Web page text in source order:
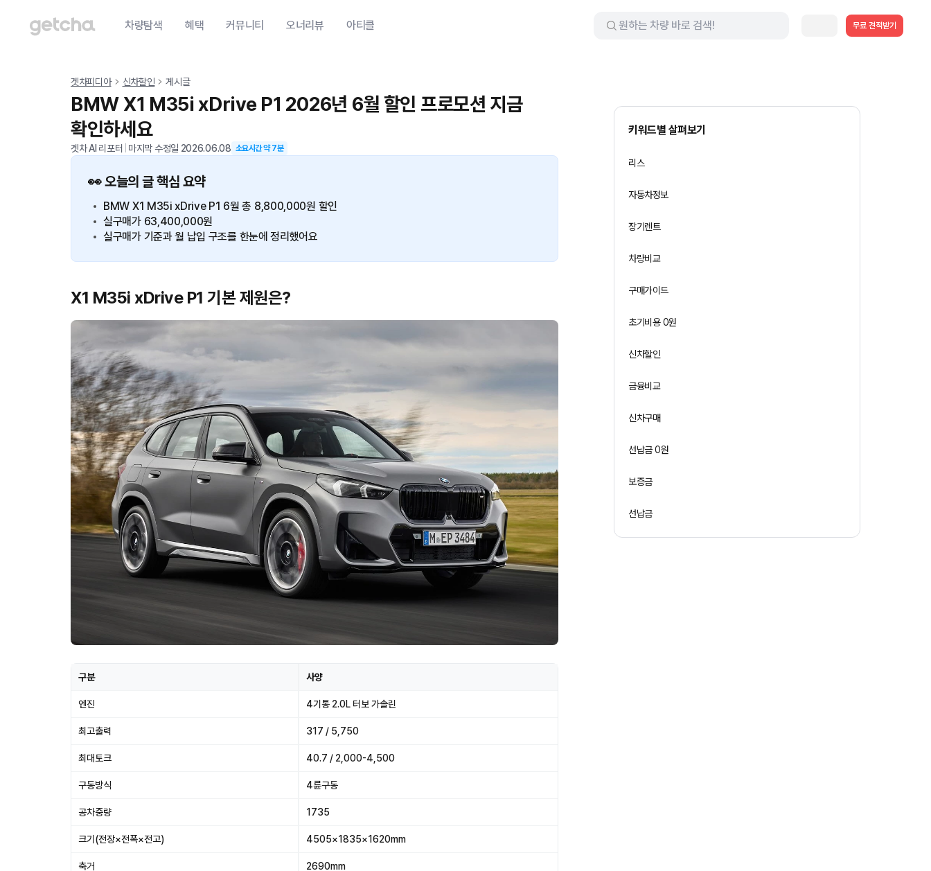
차량탐색 혜택 커뮤니티 오너리뷰 아티클 무료 견적받기
겟차피디아 신차할인 게시글
BMW X1 M35i xDrive P1 2026년 6월 할인 프로모션 지금
확인하세요
겟차 AI 리포터 마지막 수정일 2026.06.08 소요시간 약7분
👀 오늘의 글 핵심 요약
BMW X1 M35i xDrive P1 6월 총 8,800,000원 할인
실구매가 63,400,000원
실구매가 기준과 월 납입 구조를 한눈에 정리했어요
X1 M35i xDrive P1 기본 제원은?
구분 사양
엔진 4기통 2.0L 터보 가솔린
최고출력 317 / 5,750
최대토크 40.7 / 2,000-4,500
구동방식 4륜구동
공차중량 1735
크기(전장×전폭×전고) 4505×1835×1620mm
축거 2690mm
키워드별 살펴보기
리스
자동차정보
장기렌트
차량비교
구매가이드
초기비용 0원
신차할인
금융비교
신차구매
선납금 0원
보증금
선납금